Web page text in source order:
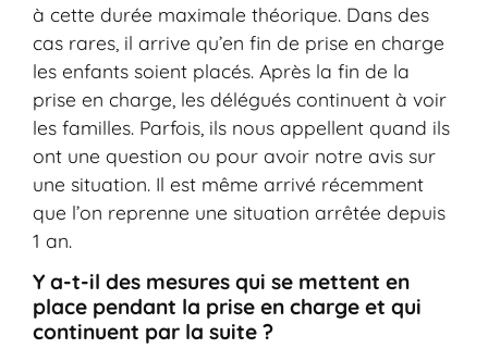
à cette durée maximale théorique. Dans des
cas rares, il arrive qu’en fin de prise en charge
les enfants soient placés. Après la fin de la
prise en charge, les délégués continuent à voir
les familles. Parfois, ils nous appellent quand ils
ont une question ou pour avoir notre avis sur
une situation. Il est même arrivé récemment
que l’on reprenne une situation arrêtée depuis
1 an.
Y a-t-il des mesures qui se mettent en
place pendant la prise en charge et qui
continuent par la suite ?